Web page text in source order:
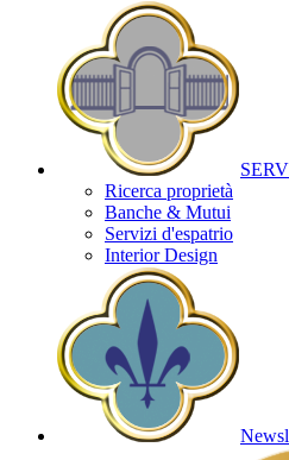
Ricerca proprietà
Banche & Mutui
Servizi d'espatrio
Interior Design